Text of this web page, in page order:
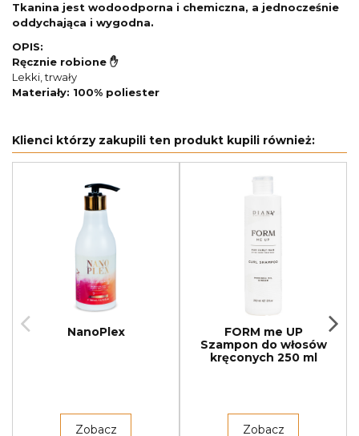
Tkanina jest wodoodporna i chemiczna, a jednocześnie
oddychająca i wygodna.
OPIS:
Ręcznie robione ✋
Lekki, trwały
Materiały: 100% poliester
Klienci którzy zakupili ten produkt kupili również:
NanoPlex
Zobacz
FORM me UP
Szampon do włosów
kręconych 250 ml
Zobacz